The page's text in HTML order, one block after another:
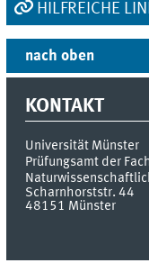
HILFREICHE
nach oben
KONTAKT
Universität Münster
Prüfungsamt der
Scharnhorststr. 44
48151 Münster